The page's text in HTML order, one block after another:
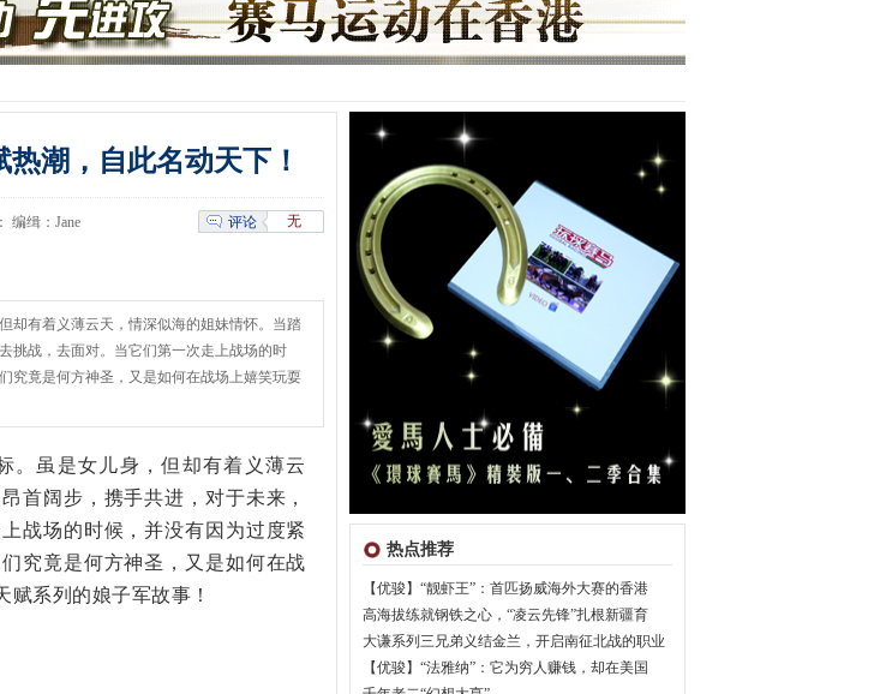
热点推荐
【优骏】“靓虾王”：首匹扬威海外大赛的香港
高海拔练就钢铁之心，“凌云先锋”扎根新疆育
大谦系列三兄弟义结金兰，开启南征北战的职业
【优骏】“法雅纳”：它为穷人赚钱，却在美国
潮，自此名动天下！
评论 无
编缉：Jane
却有着义薄云天，情深似海的姐妹情怀。当踏
挑战，去面对。当它们第一次走上战场的时
究竟是何方神圣，又是如何在战场上嬉笑玩耍
。虽是女儿身，但却有着义薄云
首阔步，携手共进，对于未来，
战场的时候，并没有因为过度紧
究竟是何方神圣，又是如何在战
系列的娘子军故事！